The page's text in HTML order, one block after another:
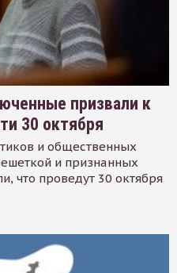
призвали к
30 октября
и общественных
и признанных
что проведут 30 октября